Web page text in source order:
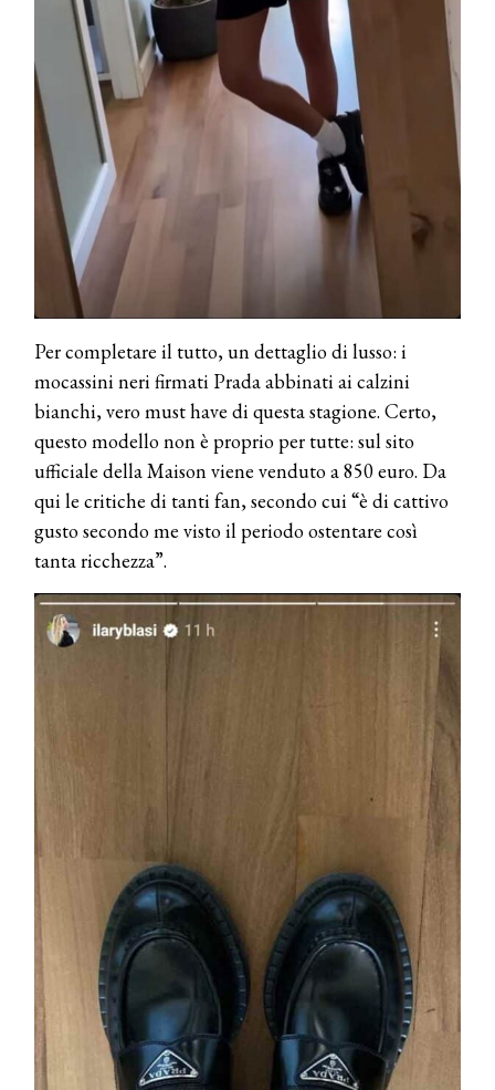
Per completare il tutto, un dettaglio di lusso: i
mocassini neri firmati Prada abbinati ai calzini
bianchi, vero must have di questa stagione. Certo,
questo modello non è proprio per tutte: sul sito
ufficiale della Maison viene venduto a 850 euro. Da
qui le critiche di tanti fan, secondo cui “è di cattivo
gusto secondo me visto il periodo ostentare così
tanta ricchezza”.